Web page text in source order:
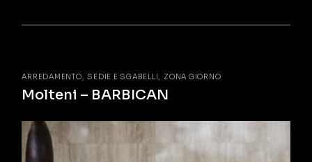
ARREDAMENTO SEDIE E SGABELLI ZONA GIORNO
Molteni – BARBICAN